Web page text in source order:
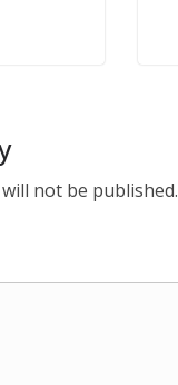
not be published.